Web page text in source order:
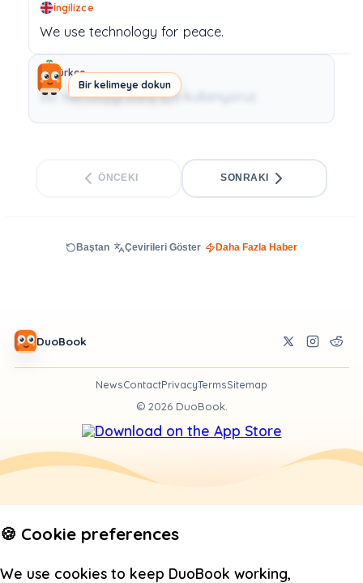
Bir kelimeye dokun
İngilizce
We use technology for peace.
Türkçe
Biz teknolojiyi barış için kullanıyoruz.
ÖNCEKI SONRAKI
Baştan Çevirileri Göster Daha Fazla Haber
DuoBook
NewsContactPrivacyTermsSitemap
© 2026DuoBook.
🍪 Cookie preferences
We use cookies to keep DuoBook working,